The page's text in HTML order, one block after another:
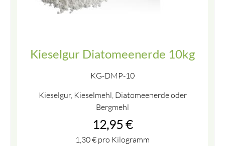
Kieselgur Diatomeenerde 10kg
KG-DMP-10
Kieselgur, Kieselmehl, Diatomeenerde oder
Bergmehl
12,95 €
1,30€ pro Kilogramm